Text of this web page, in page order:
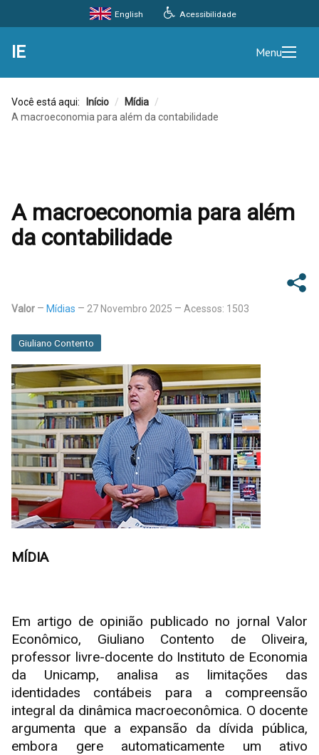
Acessibilidade
English
IE Menu
Você está aqui: Início / Mídia /
A macroeconomia para além da contabilidade
A macroeconomia para além
da contabilidade
Valor Mídias 27 Novembro 2025 Acessos: 1503
Giuliano Contento
MÍDIA
Em artigo de opinião publicado no jornal Valor
Econômico, Giuliano Contento de Oliveira,
professor livre-docente do Instituto de Economia
da Unicamp, analisa as limitações das
identidades contábeis para a compreensão
integral da dinâmica macroeconômica. O docente
argumenta que a expansão da dívida pública,
embora gere automaticamente um ativo